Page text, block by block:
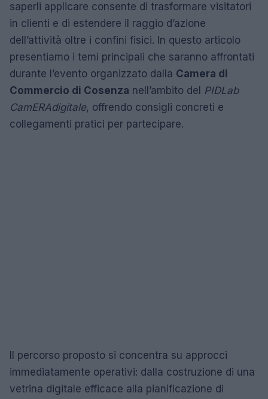
saperli applicare consente di trasformare visitatori
in clienti e di estendere il raggio d’azione
dell’attività oltre i confini fisici. In questo articolo
presentiamo i temi principali che saranno affrontati
durante l’evento organizzato dalla Camera di
Commercio di Cosenza nell’ambito del PIDLab
CamERAdigitale, offrendo consigli concreti e
collegamenti pratici per partecipare.
Il percorso proposto si concentra su approcci
immediatamente operativi: dalla costruzione di una
vetrina digitale efficace alla pianificazione di